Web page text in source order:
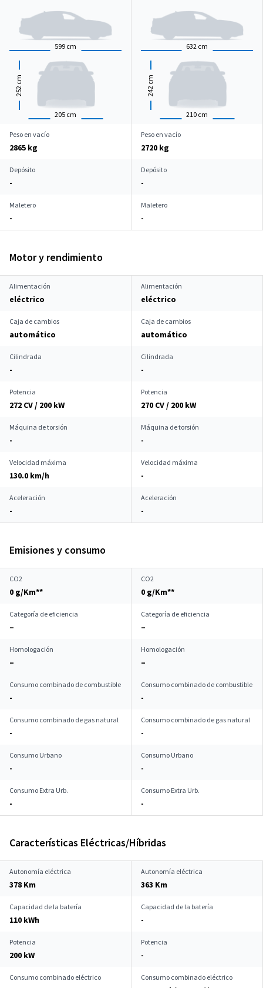
599 cm
205 cm
252
cm
632 cm
210 cm
242
cm
Peso en vacío
2865 kg
Peso en vacío
2720 kg
Depósito
-
Depósito
-
Maletero
-
Maletero
-
Motor y rendimiento
Alimentación
eléctrico
Alimentación
eléctrico
Caja de cambios
automático
Caja de cambios
automático
Cilindrada
-
Cilindrada
-
Potencia
272 CV / 200 kW
Potencia
270 CV / 200 kW
Máquina de torsión
-
Máquina de torsión
-
Velocidad máxima
130.0 km/h
Velocidad máxima
-
Aceleración
-
Aceleración
-
Emisiones y consumo
CO2
0 g/Km**
CO2
0 g/Km**
Categoría de eficiencia
–
Categoría de eficiencia
–
Homologación
–
Homologación
–
Consumo combinado de combustible
-
Consumo combinado de combustible
-
Consumo combinado de gas natural
-
Consumo combinado de gas natural
-
Consumo Urbano
-
Consumo Urbano
-
Consumo Extra Urb.
-
Consumo Extra Urb.
-
Características Eléctricas/Híbridas
Autonomía eléctrica
378 Km
Autonomía eléctrica
363 Km
Capacidad de la batería
110 kWh
Capacidad de la batería
-
Potencia
200 kW
Potencia
-
Consumo combinado eléctrico Consumo combinado eléctrico